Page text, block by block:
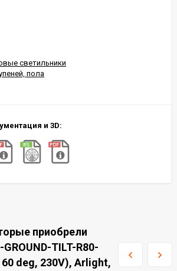
светильники
пола
и 3D:
приобрели
TILT-R80-
60 deg, 230V), Arlight,